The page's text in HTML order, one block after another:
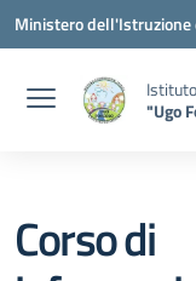
Vai ai contenuti
Vai al menu di navigazione
Vai al footer
Ministero dell'Istruzione
"Ugo
Corso di